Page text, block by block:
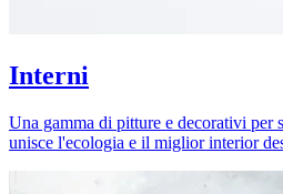
Interni
Una gamma di pitture e decorativi per
unisce l'ecologia e il miglior interior